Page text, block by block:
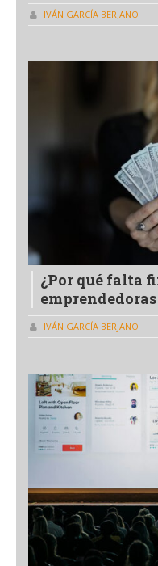
IVÁN GARCÍA BERJANO
¿Por qué falta
IVÁN GARCÍA BERJANO